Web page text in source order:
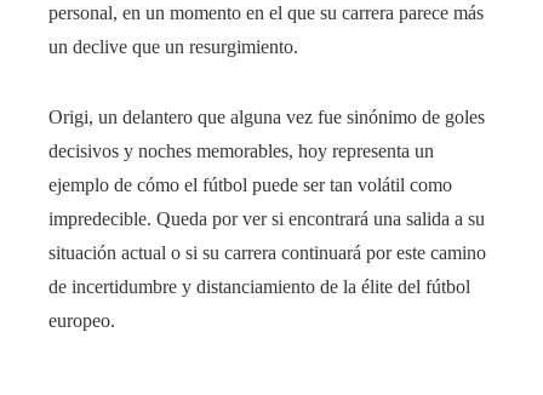
personal, en un momento en el que su carrera parece más
un declive que un resurgimiento.
Origi, un delantero que alguna vez fue sinónimo de goles
decisivos y noches memorables, hoy representa un
ejemplo de cómo el fútbol puede ser tan volátil como
impredecible. Queda por ver si encontrará una salida a su
situación actual o si su carrera continuará por este camino
de incertidumbre y distanciamiento de la élite del fútbol
europeo.